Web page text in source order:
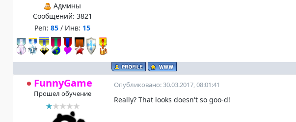
Админы
Сообщений: 3821
Реп: 85 / Инв: 15
FunnyGame
Прошел обучение
Опубликовано: 30.03.2017, 08:01:41
Really? That looks doesn't so goo-d!